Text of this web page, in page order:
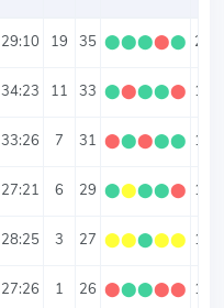
29:10 19 35 ⬤⬤⬤⬤⬤ 2.06
34:23 11 33 ⬤⬤⬤⬤⬤ 1.94
33:26 7 31 ⬤⬤⬤⬤⬤ 1.82
27:21 6 29 ⬤⬤⬤⬤⬤ 1.71
28:25 3 27 ⬤⬤⬤⬤⬤ 1.59
27:26 1 26 ⬤⬤⬤⬤⬤ 1.53